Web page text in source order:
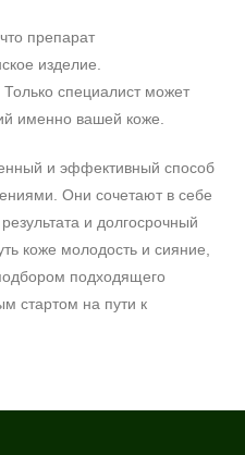
препарат
изделие.
специалист может
именно вашей коже.
и эффективный способ
Они сочетают в себе
и долгосрочный
коже молодость и сияние,
подходящего
стартом на пути к